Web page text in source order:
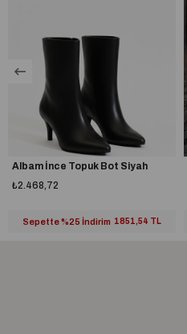
Albam İnce Topuk Bot Siyah
₺2.468,72
Sepette %25 İndirim 1851,54 TL